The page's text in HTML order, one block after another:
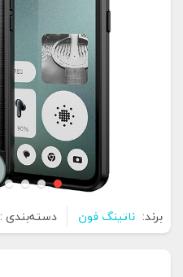
برند: ناتینگ فون دسته‌بندی :